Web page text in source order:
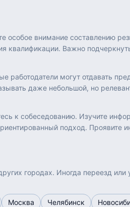
особое внимание составлению
квалификации. Важно
работодатели могут отдавать
даже небольшой, но
к собеседованию. Изучите
подход. Проявите
городах. Иногда переезд
Москва Челябинск